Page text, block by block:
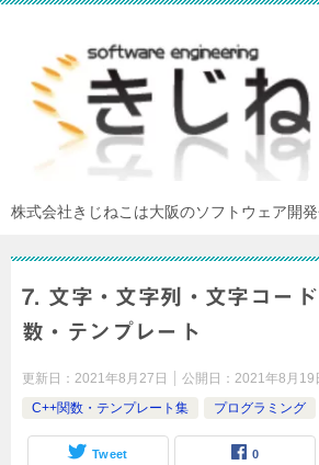
株式会社きじねこは大阪のソフトウェア開発
7. 文字・文字列・文字コー
数・テンプレート
更新日： 2021年8月27日 公開日： 2021年8月19
C++関数・テンプレート集
プログラミング
Tweet 0